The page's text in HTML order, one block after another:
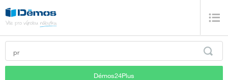
Démos24Plus